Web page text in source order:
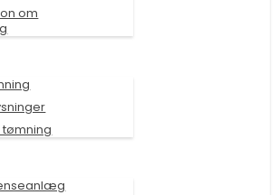
om
tømning